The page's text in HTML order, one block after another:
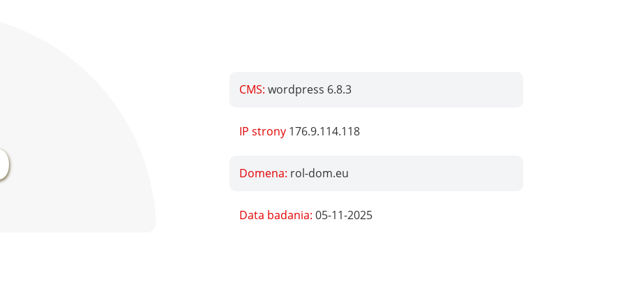
CMS: wordpress 6.8.3
IP strony 176.9.114.118
Domena: rol-dom.eu
Data badania: 05-11-2025